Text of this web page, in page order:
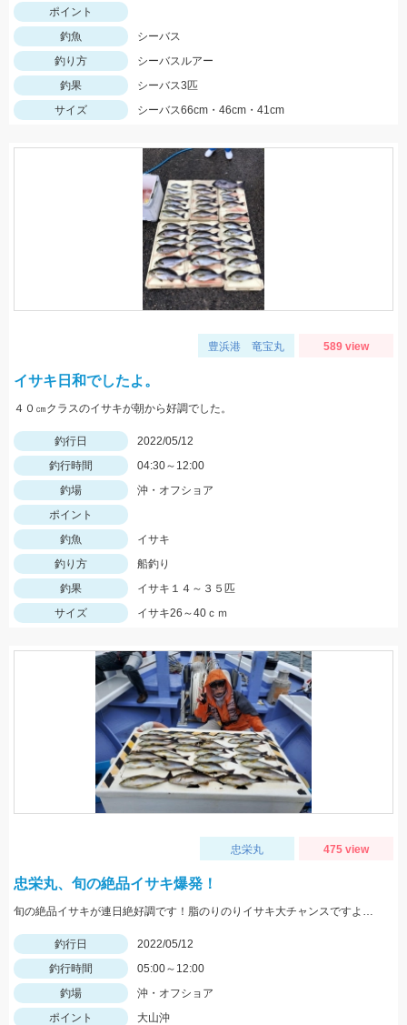
ポイント
釣魚
シーバス
釣り方
シーバスルアー
釣果
シーバス3匹
サイズ
シーバス66cm・46cm・41cm
豊浜港 竜宝丸 589 view
イサキ日和でしたよ。
４０㎝クラスのイサキが朝から好調でした。
釣行日
2022/05/12
釣行時間
04:30～12:00
釣場
沖・オフショア
ポイント
釣魚
イサキ
釣り方
船釣り
釣果
イサキ１４～３５匹
サイズ
イサキ26～40ｃｍ
忠栄丸 475 view
忠栄丸、旬の絶品イサキ爆発！
旬の絶品イサキが連日絶好調です！脂のりのりイサキ大チャンスですよ！是非どうぞ！
釣行日
2022/05/12
釣行時間
05:00～12:00
釣場
沖・オフショア
ポイント
大山沖